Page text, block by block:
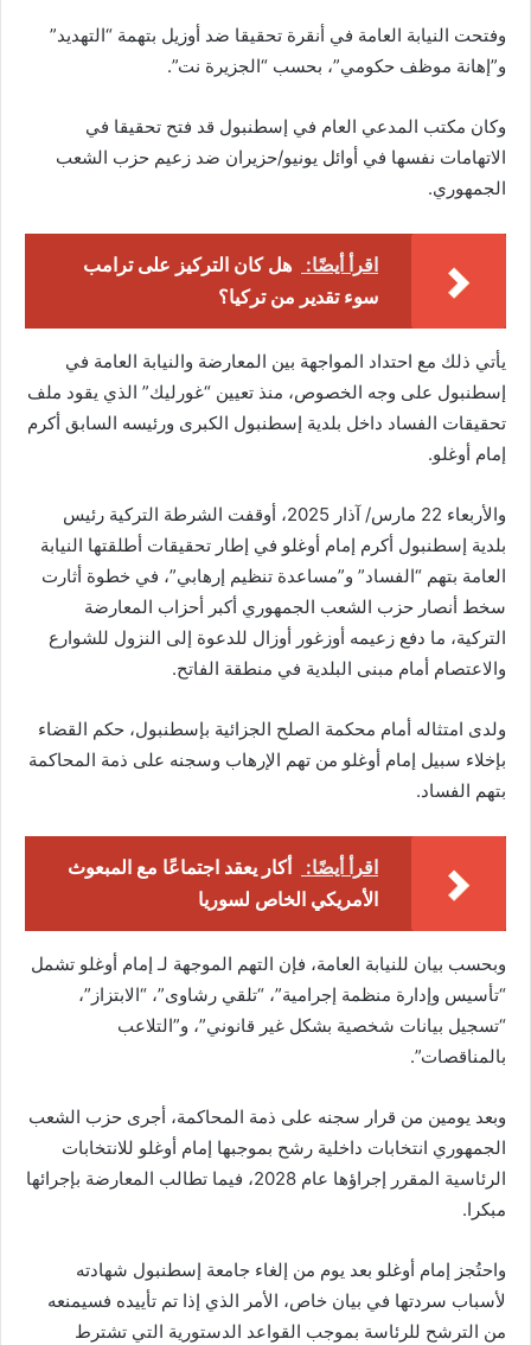
وفتحت النيابة العامة في أنقرة تحقيقا ضد أوزيل بتهمة “التهديد”
و”إهانة موظف حكومي”، بحسب “الجزيرة نت”.
وكان مكتب المدعي العام في إسطنبول قد فتح تحقيقا في
الاتهامات نفسها في أوائل يونيو/حزيران ضد زعيم حزب الشعب
الجمهوري.
اقرأ أيضًا:
هل كان التركيز على ترامب
سوء تقدير من تركيا؟
يأتي ذلك مع احتداد المواجهة بين المعارضة والنيابة العامة في
إسطنبول على وجه الخصوص، منذ تعيين “غورليك” الذي يقود ملف
تحقيقات الفساد داخل بلدية إسطنبول الكبرى ورئيسه السابق أكرم
إمام أوغلو.
والأربعاء 22 مارس/ آذار 2025، أوقفت الشرطة التركية رئيس
بلدية إسطنبول أكرم إمام أوغلو في إطار تحقيقات أطلقتها النيابة
العامة بتهم “الفساد” و”مساعدة تنظيم إرهابي”، في خطوة أثارت
سخط أنصار حزب الشعب الجمهوري أكبر أحزاب المعارضة
التركية، ما دفع زعيمه أوزغور أوزال للدعوة إلى النزول للشوارع
والاعتصام أمام مبنى البلدية في منطقة الفاتح.
ولدى امتثاله أمام محكمة الصلح الجزائية بإسطنبول، حكم القضاء
بإخلاء سبيل إمام أوغلو من تهم الإرهاب وسجنه على ذمة المحاكمة
بتهم الفساد.
اقرأ أيضًا:
أكار يعقد اجتماعًا مع المبعوث
الأمريكي الخاص لسوريا
وبحسب بيان للنيابة العامة، فإن التهم الموجهة لـ إمام أوغلو تشمل
“تأسيس وإدارة منظمة إجرامية”، “تلقي رشاوى”، “الابتزاز”،
“تسجيل بيانات شخصية بشكل غير قانوني”، و”التلاعب
بالمناقصات”.
وبعد يومين من قرار سجنه على ذمة المحاكمة، أجرى حزب الشعب
الجمهوري انتخابات داخلية رشح بموجبها إمام أوغلو للانتخابات
الرئاسية المقرر إجراؤها عام 2028، فيما تطالب المعارضة بإجرائها
مبكرا.
واحتُجز إمام أوغلو بعد يوم من إلغاء جامعة إسطنبول شهادته
لأسباب سردتها في بيان خاص، الأمر الذي إذا تم تأييده فسيمنعه
من الترشح للرئاسة بموجب القواعد الدستورية التي تشترط